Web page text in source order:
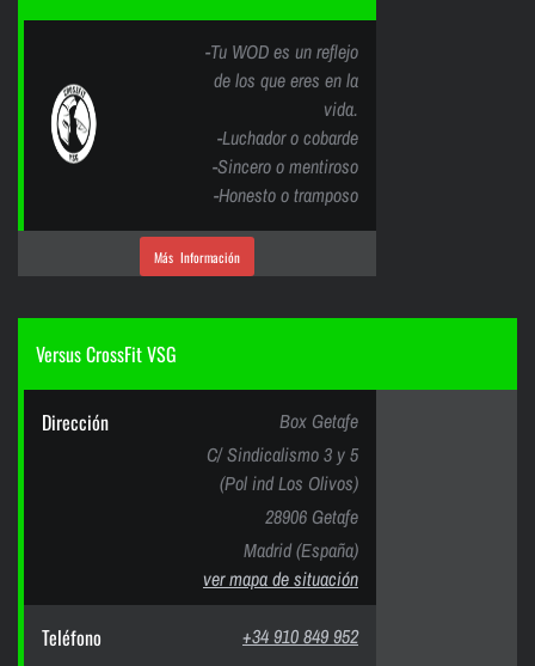
-Tu WOD es un reflejo
de los que eres en la
vida.
-Luchador o cobarde
-Sincero o mentiroso
-Honesto o tramposo
Más Información
Versus CrossFit VSG
Dirección
Box Getafe
C/ Sindicalismo 3 y 5
(Pol ind Los Olivos)
28906 Getafe
Madrid (España)
ver mapa de situación
Teléfono +34 910 849 952